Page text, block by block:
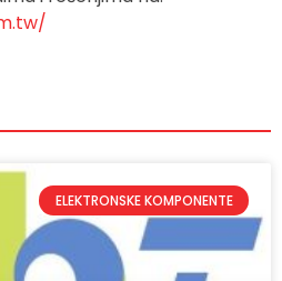
ELEKTRONSKE KOMPONENTE